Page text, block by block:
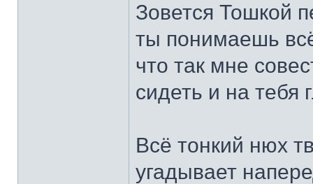
Зовется Тошкой
ты понимаешь
что так мне
сидеть и на тебя
Всё тонкий нюх
угадывает